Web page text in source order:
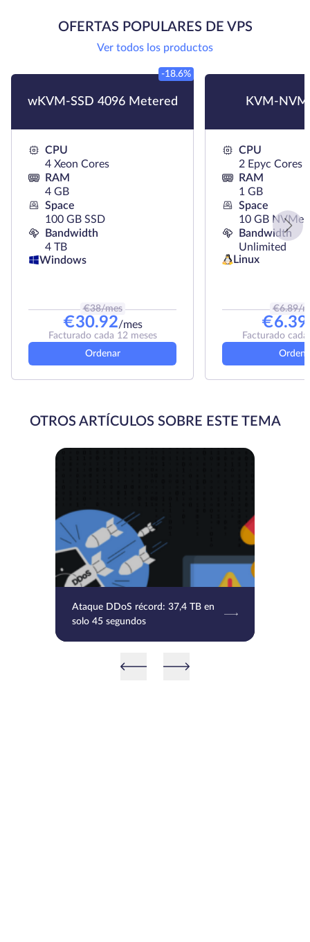
OFERTAS POPULARES DE VPS
Ver todos los productos
wKVM-SSD 4096 Metered
-18.6%
CPU
4 Xeon Cores
RAM
4 GB
Space
100 GB SSD
Bandwidth
4 TB
Windows
€38/mes
€30.92/mes
Facturado cada 12 meses
Ordenar
KVM-
CPU
2 Epyc Cores
RAM
1 GB
Space
10 GB NVMe
Bandwidth
Unlimited
Linux
€6.89/
€6.39
Facturado
OTROS ARTÍCULOS SOBRE ESTE TEMA
Ataque DDoS récord: 37,4 TB en
solo 45 segundos